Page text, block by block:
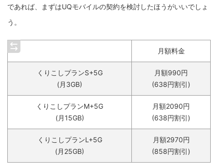
であれば、まずはUQモバイルの契約を検討したほうがいいでしょ
う。
月額料金
くりこしプランS+5G
(月3GB)
月額990円
(638円割引)
くりこしプランM+5G
(月15GB)
月額2090円
(638円割引)
くりこしプランL+5G
(月25GB)
月額2970円
(858円割引)